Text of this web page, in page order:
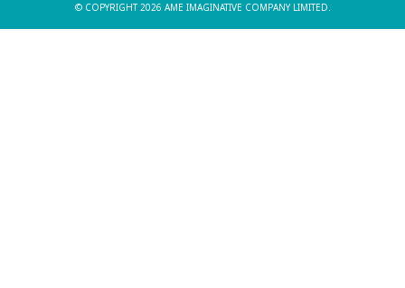
© COPYRIGHT 2026 AME IMAGINATIVE COMPANY LIMITED.